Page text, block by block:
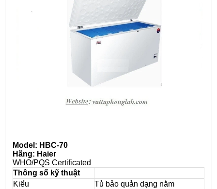
Model: HBC-70
Hãng: Haier
WHO/PQS Certificated
Thông số kỹ thuật
Kiểu
Tủ bảo quản dạng nằm